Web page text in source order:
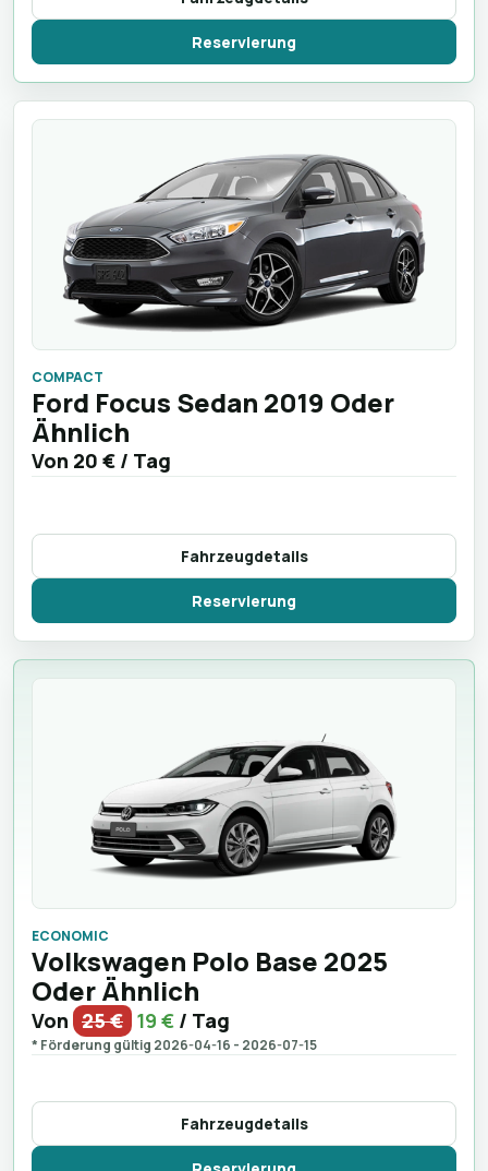
Reservierung
COMPACT
Ford Focus Sedan 2019 Oder
Ähnlich
Von 20 € / Tag
Fahrzeugdetails
Reservierung
ECONOMIC
Volkswagen Polo Base 2025
Oder Ähnlich
Von 25 € 19 € / Tag
* Förderung gültig 2026-04-16 - 2026-07-15
Fahrzeugdetails